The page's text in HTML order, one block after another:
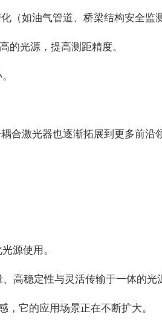
（如油气管道、桥梁结构安全监
的光源，提高测距精度。
合激光器也逐渐拓展到更多前沿
源使用。
高稳定性与灵活传输于一体的光
它的应用场景正在不断扩大。